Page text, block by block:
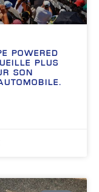
POWERED
PLUS
SON